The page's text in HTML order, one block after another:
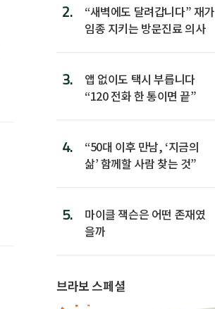
2.
“새벽에도 달려갑니다” 재가
임종 지키는 방문진료 의사
3.
앱 없이도 택시 부릅니다
“120 전화 한 통이면 끝”
4.
“50대 이후 만남, ‘지금의
삶’ 함께할 사람 찾는 것”
5.
마이클 잭슨은 어떤 존재였
을까
브라보 스페셜